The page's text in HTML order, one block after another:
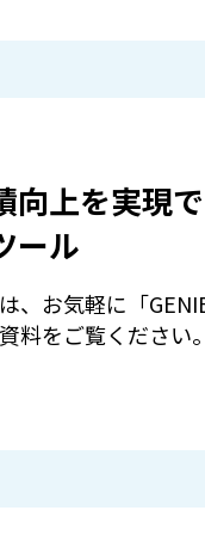
向上を実現
ール
、お気軽に「
料をご覧ください。